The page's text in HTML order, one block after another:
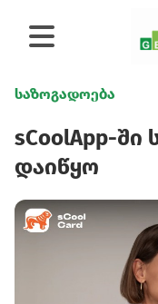
საზოგადოება
sCoolApp-ში
დაიწყო